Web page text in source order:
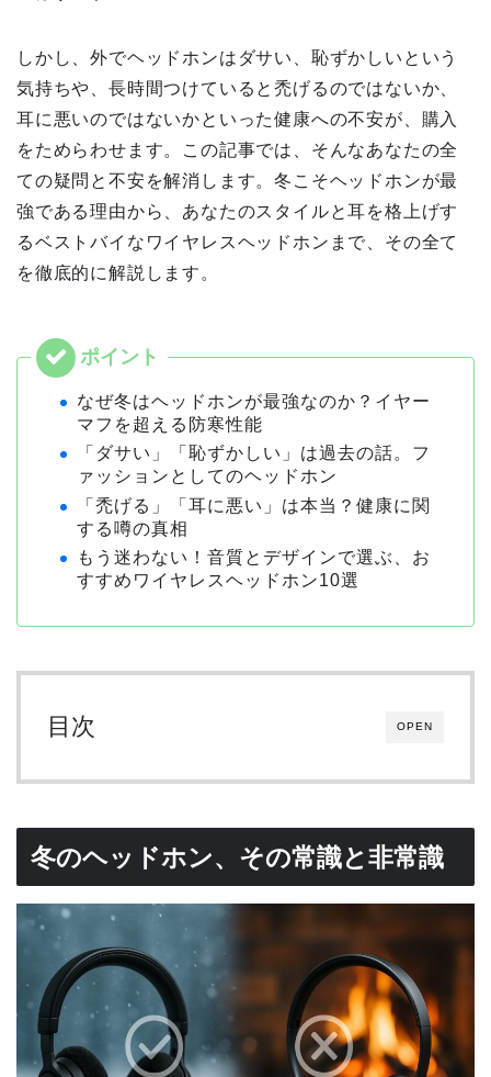
しかし、外でヘッドホンはダサい、恥ずかしいという
気持ちや、長時間つけていると禿げるのではないか、
耳に悪いのではないかといった健康への不安が、購入
をためらわせます。この記事では、そんなあなたの全
ての疑問と不安を解消します。冬こそヘッドホンが最
強である理由から、あなたのスタイルと耳を格上げす
るベストバイなワイヤレスヘッドホンまで、その全て
を徹底的に解説します。
なぜ冬はヘッドホンが最強なのか？イヤー
マフを超える防寒性能
「ダサい」「恥ずかしい」は過去の話。フ
ァッションとしてのヘッドホン
「禿げる」「耳に悪い」は本当？健康に関
する噂の真相
もう迷わない！音質とデザインで選ぶ、お
すすめワイヤレスヘッドホン10選
OPEN
目次
冬のヘッドホン、その常識と非常識